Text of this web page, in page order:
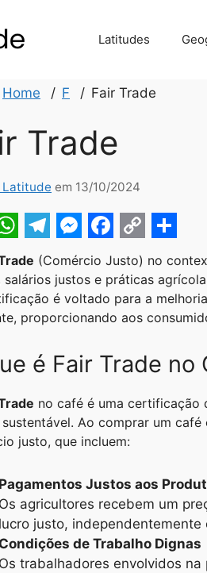
Latitudes
Home F Fair Trade
Trade
Latitude em 13/10/2024
T
e
l
e
g
r
a
m
M
e
s
s
e
n
g
e
r
F
a
c
e
b
o
k
C
o
p
y
L
i
n
k
S
h
a
r
e
(Comércio Justo) no
salários justos e práticas
é voltado para a
proporcionando aos
é Fair Trade no
no café é uma certificação
Ao comprar um café
justo, que incluem:
Pagamentos Justos aos
Os agricultores recebem um
lucro justo,
Condições de Trabalho Dignas
Os trabalhadores envolvidos na